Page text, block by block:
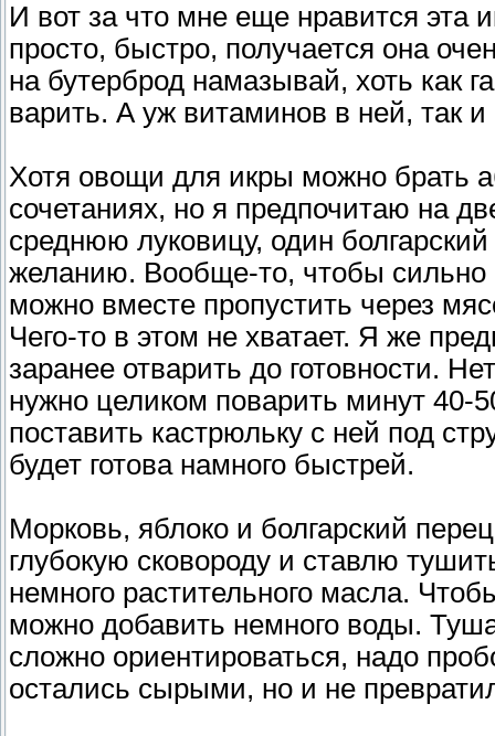
И вот за что мне еще нравится эта
просто, быстро, получается она
на бутерброд намазывай, хоть как
варить. А уж витаминов в ней, так и
Хотя овощи для икры можно брать
сочетаниях, но я предпочитаю на
среднюю луковицу, один
желанию. Вообще-то, чтобы сильно
можно вместе пропустить через
Чего-то в этом не хватает. Я же
заранее отварить до готовности.
нужно целиком поварить минут 40-
поставить кастрюльку с ней под
будет готова намного быстрей.
Морковь, яблоко и болгарский
глубокую сковороду и ставлю
немного растительного масла.
можно добавить немного воды.
сложно ориентироваться, надо
остались сырыми, но и не